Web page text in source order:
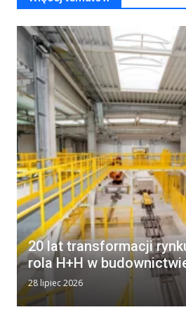
20 lat transformacji
rola H+H w
28 lipiec 2026